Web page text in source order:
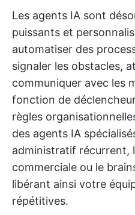
Les agents IA sont
puissants et
automatiser des
signaler les obstacles,
communiquer avec les
fonction de
règles
des agents IA
administratif récurrent,
commerciale ou le
libérant ainsi votre
répétitives.